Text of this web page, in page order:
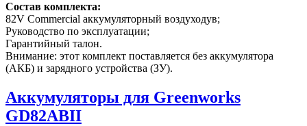
Состав комплекта:
82V Commercial аккумуляторный воздуходув;
Руководство по эксплуатации;
Гарантийный талон.
Внимание: этот комплект поставляется без аккумулятора
(АКБ) и зарядного устройства (ЗУ).
Аккумуляторы для Greenworks
GD82ABII